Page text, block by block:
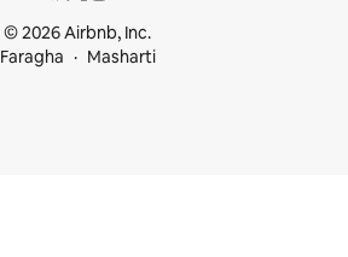
© 2026 Airbnb, Inc.
Faragha
Masharti